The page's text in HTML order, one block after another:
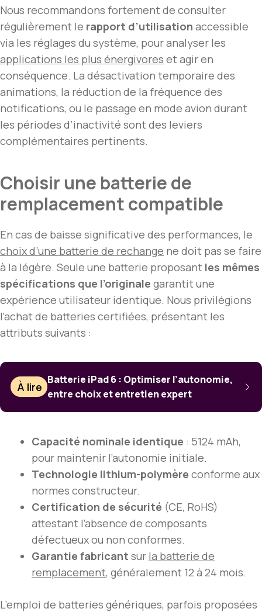
Nous recommandons fortement de consulter
régulièrement le rapport d’utilisation accessible
via les réglages du système, pour analyser les
applications les plus énergivores et agir en
conséquence. La désactivation temporaire des
animations, la réduction de la fréquence des
notifications, ou le passage en mode avion durant
les périodes d’inactivité sont des leviers
complémentaires pertinents.
Choisir une batterie de
remplacement compatible
En cas de baisse significative des performances, le
choix d’une batterie de rechange ne doit pas se faire
à la légère. Seule une batterie proposant les mêmes
spécifications que l’originale garantit une
expérience utilisateur identique. Nous privilégions
l’achat de batteries certifiées, présentant les
attributs suivants :
À lire
Batterie iPad 6 : Optimiser l’autonomie,
entre choix et entretien expert
Capacité nominale identique : 5124 mAh,
pour maintenir l’autonomie initiale.
Technologie lithium-polymère conforme aux
normes constructeur.
Certification de sécurité (CE, RoHS)
attestant l’absence de composants
défectueux ou non conformes.
Garantie fabricant sur la batterie de
remplacement, généralement 12 à 24 mois.
L’emploi de batteries génériques, parfois proposées